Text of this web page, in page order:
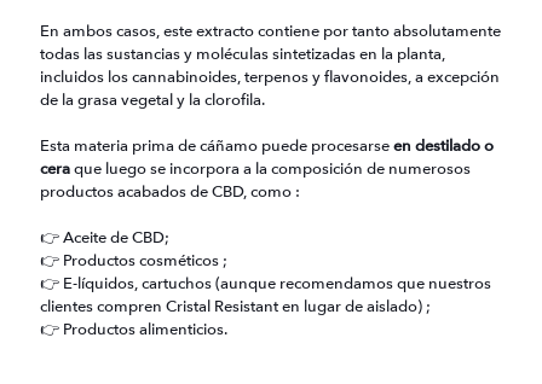
En ambos casos, este extracto contiene por tanto absolutamente
todas las sustancias y moléculas sintetizadas en la planta,
incluidos los cannabinoides, terpenos y flavonoides, a excepción
de la grasa vegetal y la clorofila.
Esta materia prima de cáñamo puede procesarseen destilado o
ceraque luego se incorpora a la composición de numerosos
productos acabados de CBD, como :
👉 Aceite de CBD;
👉 Productos cosméticos ;
👉 E-líquidos, cartuchos (aunque recomendamos que nuestros
clientes compren Cristal Resistant en lugar de aislado) ;
👉 Productos alimenticios.